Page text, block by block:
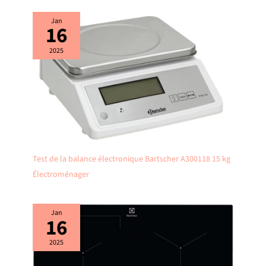
Jan
16
2025
Test de la balance électronique Bartscher A300118 15 kg
Électroménager
Jan
16
2025